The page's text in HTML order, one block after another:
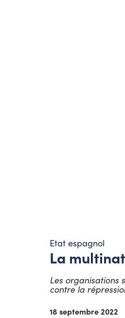
Etat espagnol
La
Les organisations
contre la
18 septembre 2022